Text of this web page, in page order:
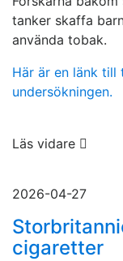
tanker skaffa
använda tobak.
Här är en länk till
undersökningen.
Läs vidare
2026-04-27
cigaretter